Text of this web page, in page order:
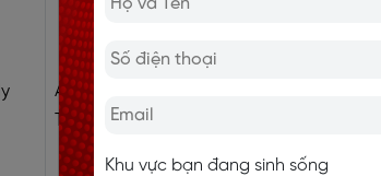
America, Australia, Britain, Japan,
Thailand, Viet Nam
Khu vực bạn đang sinh sống